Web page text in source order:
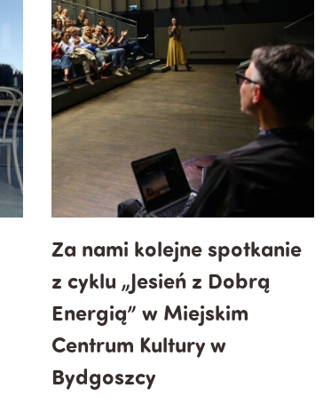
Za nami kolejne spotkanie
z cyklu „Jesień z Dobrą
Energią” w Miejskim
Centrum Kultury w
Bydgoszcy